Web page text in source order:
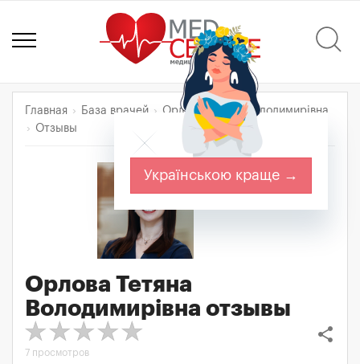
Главная База врачей
Орлова Тетяна Володимирівна
Отзывы
Орлова Тетяна
Володимирівна отзывы
share
7 просмотров
Українською краще →